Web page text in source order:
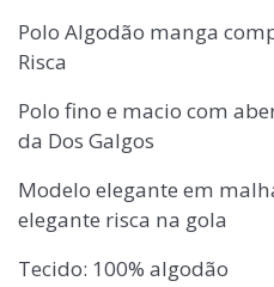
Polo Algodão manga
Risca
Polo fino e macio com
da Dos Galgos
Modelo elegante em
elegante risca na gola
Tecido: 100% algodão